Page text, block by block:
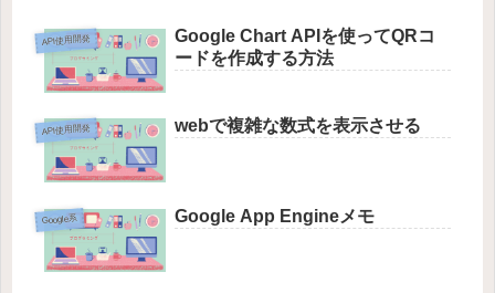
API使用開発
Google Chart APIを使ってQRコ
ードを作成する方法
API使用開発 webで複雑な数式を表示させる
Google系 Google App Engineメモ